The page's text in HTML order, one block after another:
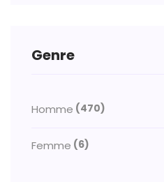
Genre
Homme (470)
Femme (6)